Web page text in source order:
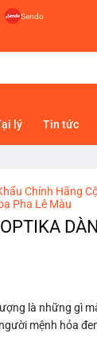
Sendo
lý Tin tức
Chính Hãng
Pha Lê Màu
là những gì
mệnh hỏa